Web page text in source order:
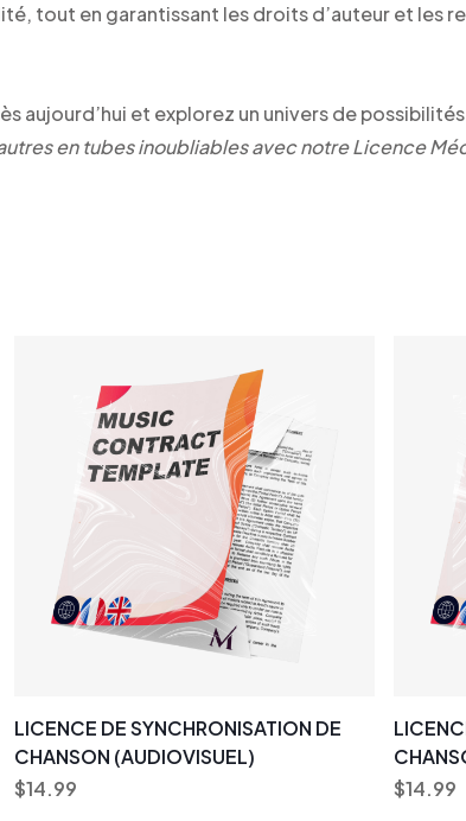
tout en garantissant les droits d’auteur et les
aujourd’hui et explorez un univers de
en tubes inoubliables avec notre Licence
LICENCE DE SYNCHRONISATION DE
CHANSON (AUDIOVISUEL)
$14.99
$14.99